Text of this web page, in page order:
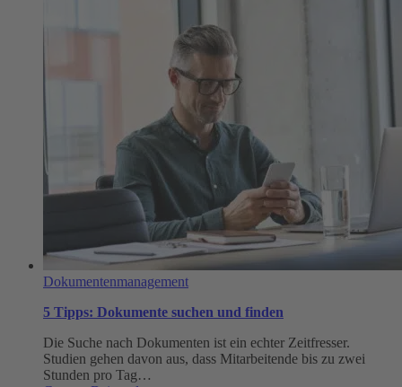
Datenarchivierung
gesetzeskonform
Dokumentenmanagement
5 Tipps: Dokumente suchen und finden
Die Suche nach Dokumenten ist ein echter Zeitfresser.
Studien gehen davon aus, dass Mitarbeitende bis zu zwei
Stunden pro Tag…